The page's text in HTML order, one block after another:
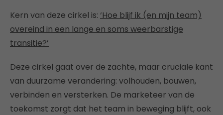
Kern van deze cirkel is: ‘Hoe blijf ik (en mijn team)
overeind in een lange en soms weerbarstige
transitie?’
Deze cirkel gaat over de zachte, maar cruciale kant
van duurzame verandering: volhouden, bouwen,
verbinden en versterken. De marketeer van de
toekomst zorgt dat het team in beweging blijft, ook